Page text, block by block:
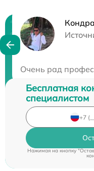
Очень рад
Нужна
Бесплатная
специалистом
Нажимая на кнопку